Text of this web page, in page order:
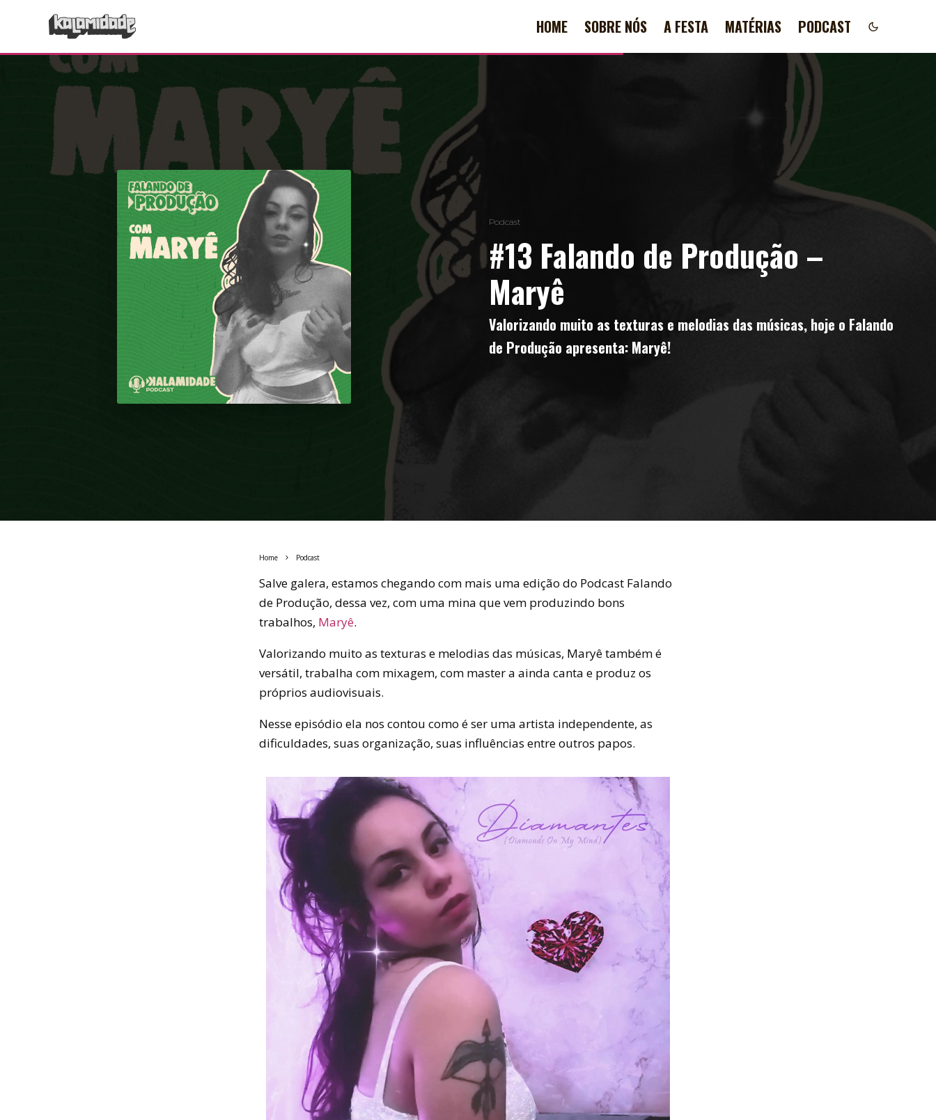
HOME SOBRE NÓS A FESTA MATÉRIAS PODCAST
Podcast
#13 Falando de Produção –
Maryê
Valorizando muito as texturas e melodias das músicas, hoje o Falando
de Produção apresenta: Maryê!
Home Podcast
Salve galera, estamos chegando com mais uma edição do Podcast Falando
de Produção, dessa vez, com uma mina que vem produzindo bons
trabalhos, Maryê.
Valorizando muito as texturas e melodias das músicas, Maryê também é
versátil, trabalha com mixagem, com master a ainda canta e produz os
próprios audiovisuais.
Nesse episódio ela nos contou como é ser uma artista independente, as
dificuldades, suas organização, suas influências entre outros papos.